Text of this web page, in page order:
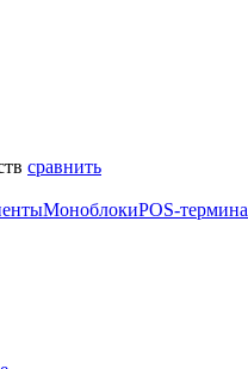
сравнить
МоноблокиPOS-